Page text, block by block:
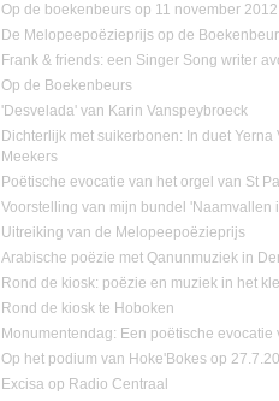
Op de boekenbeurs op 11 november 2012
De Melopeepoëzieprijs op de
Frank & friends: een Singer Song writer
Op de Boekenbeurs
'Desvelada' van Karin Vanspeybroeck
Dichterlijk met suikerbonen: In duet
Meekers
Poëtische evocatie van het orgel van St
Voorstelling van mijn bundel 'Naamvallen
Uitreiking van de Melopeepoëzieprijs
Arabische poëzie met Qanunmuziek in
Rond de kiosk: poëzie en muziek in het
Rond de kiosk te Hoboken
Monumentendag: Een poëtische evocatie
Op het podium van Hoke'Bokes op
Excisa op Radio Centraal